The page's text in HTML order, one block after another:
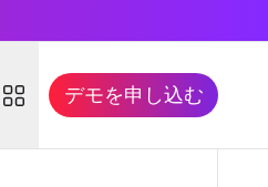
デモを申し込む